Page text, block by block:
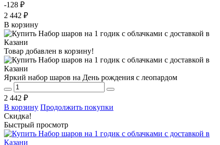
-128 ₽
2 442 ₽
В корзину
Товар добавлен в корзину!
Яркий набор шаров на День рождения с леопардом
2 442 ₽
В корзину Продолжить покупки
Скидка!
Быстрый просмотр